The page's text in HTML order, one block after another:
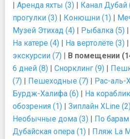
| Аренда яхты (3) | Канал Дубай
прогулки (3) | Конюшни (1) |
Музей Этихад (4) | Рыбалка (5) |
На катере (4) | На вертолёте (3) |
экскурсии (7) | В помещении
6 дней (8) | Снорклинг (9) |
(7) | Пешеходные (7) | Рас-аль-
Бурдж-Халифа (6) | На
обозрения (1) | Зиплайн XLine
Необычные дома (3) | По барам
Дубайская опера (1) | Пляж La